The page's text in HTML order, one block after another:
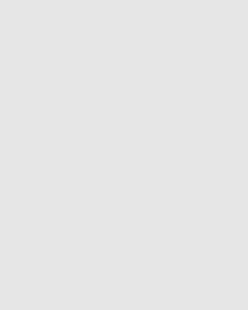
لغرب كوردستان